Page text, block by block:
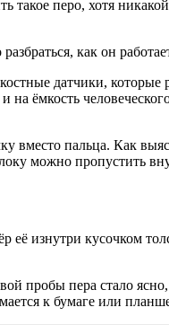
такое перо, хотя
как он
датчики,
ёмкость
пальца. Как
можно пропустить
изнутри кусочком
пробы пера стало
к бумаге или